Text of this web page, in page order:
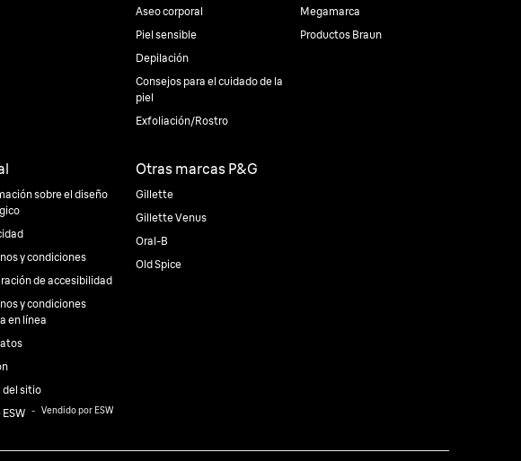
Aseo corporal
Piel sensible
Depilación
Consejos para el cuidado de la
piel
Exfoliación/Rostro
Megamarca
Productos Braun
sobre el diseño
y condiciones
de accesibilidad
y condiciones
en línea
del sitio
⠀-⠀ Vendido por ESW
Otras marcas P&G
Gillette
Gillette Venus
Oral-B
Old Spice